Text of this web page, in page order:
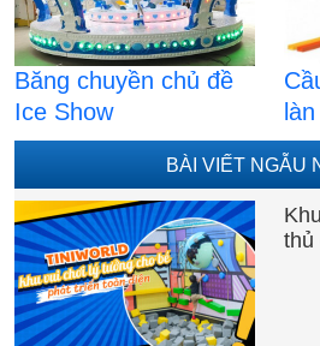
Băng chuyền chủ đề
Ice Show
làn
BÀI VIẾT NGẪU
thủ